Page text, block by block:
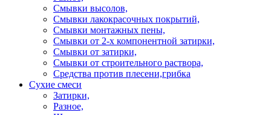
Смывки высолов,
Смывки лакокрасочных покрытий,
Смывки монтажных пены,
Смывки от 2-х компонентной затирки,
Смывки от затирки,
Смывки от строительного раствора,
Средства против плесени,грибка
Сухие смеси
Затирки,
Разное,